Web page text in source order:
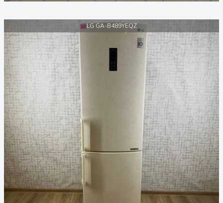
LG GA-B489YEQZ